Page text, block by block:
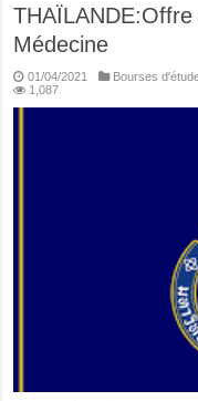
THAÏLANDE:Offre
Médecine
01/04/2021 Bourses
1,087